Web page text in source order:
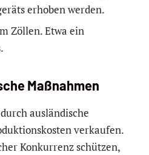
erhoben werden.
Zöllen. Etwa ein
Maßnahmen
ausländische
verkaufen.
Konkurrenz schützen,